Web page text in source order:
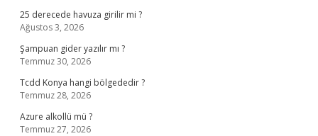
25 derecede havuza girilir mi ?
Ağustos 3, 2026
Şampuan gider yazılır mı ?
Temmuz 30, 2026
Tcdd Konya hangi bölgededir ?
Temmuz 28, 2026
Azure alkollü mü ?
Temmuz 27, 2026